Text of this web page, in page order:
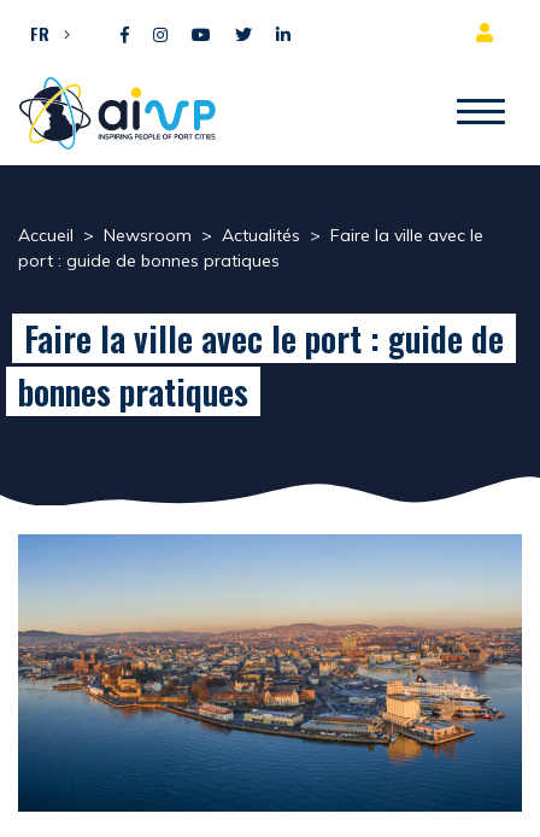
FR
Accueil > Newsroom > Actualités > Faire la ville avec le
port : guide de bonnes pratiques
Faire la ville avec le port : guide de
bonnes pratiques